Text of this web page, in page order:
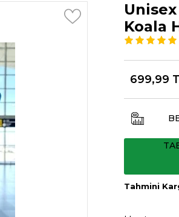
Koala
699,99
Tahmini